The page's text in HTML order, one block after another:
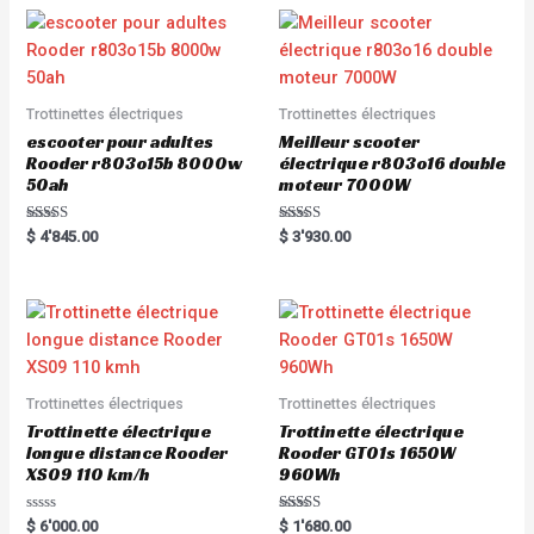
o
u
t
o
f
5
Trottinettes électriques
escooter pour adultes
Rooder r803o15b 8000w
50ah
Rated
5.00
$ 4'845.00
Trottinettes électriques
Meilleur scooter
électrique r803o16 double
moteur 7000W
Rated
5.00
$ 3'930.00
Trottinettes électriques
Trottinette électrique
longue distance Rooder
XS09 110 km/h
R
$ 6'000.00
Trottinettes électriques
Trottinette électrique
Rooder GT01s 1650W
960Wh
Rated
$ 1'680.00